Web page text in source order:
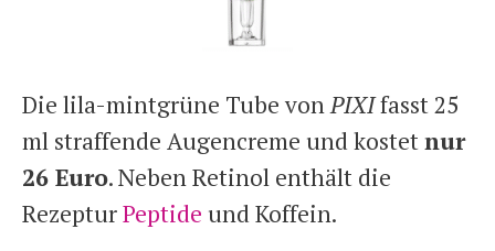
Die lila-mintgrüne Tube vonPIXIfasst 25
ml straffende Augencreme und kostetnur
26 Euro. Neben Retinol enthält die
RezepturPeptide und Koffein.